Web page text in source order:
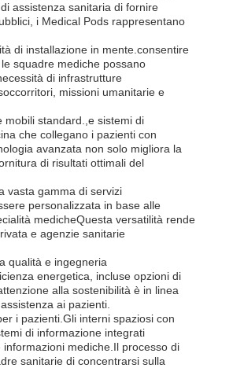
assistenza sanitaria di fornire
i Medical Pods rappresentano
di installazione in mente.consentire
squadre mediche possano
di infrastrutture
missioni umanitarie e
mobili standard.,e sistemi di
che collegano i pazienti con
avanzata non solo migliora la
di risultati ottimali del
vasta gamma di servizi
personalizzata in base alle
medicheQuesta versatilità rende
e agenzie sanitarie
qualità e ingegneria
energetica, incluse opzioni di
alla sostenibilità è in linea
ai pazienti.
i pazienti.Gli interni spaziosi con
di informazione integrati
mediche.Il processo di
sanitarie di concentrarsi sulla